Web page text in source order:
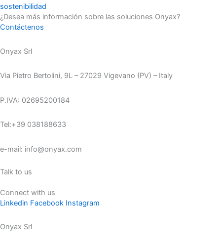
sostenibilidad
¿Desea más información sobre las soluciones Onyax?
Contáctenos
Onyax Srl
Via Pietro Bertolini, 9L – 27029 Vigevano (PV) – Italy
P.IVA: 02695200184
Tel:+39 038188633
e-mail: info@onyax.com
Talk to us
Connect with us
Linkedin Facebook Instagram
Onyax Srl